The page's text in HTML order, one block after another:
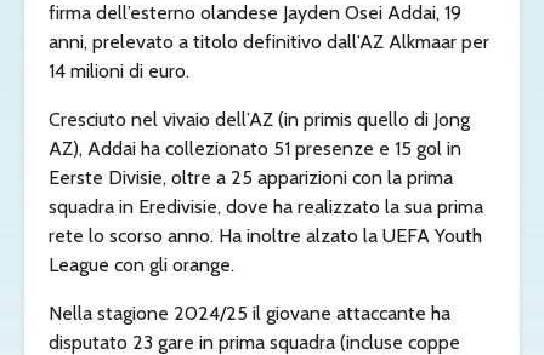
firma dell’esterno olandese Jayden Osei Addai, 19
anni, prelevato a titolo definitivo dall’AZ Alkmaar per
14 milioni di euro.
Cresciuto nel vivaio dell’AZ (in primis quello di Jong
AZ), Addai ha collezionato 51 presenze e 15 gol in
Eerste Divisie, oltre a 25 apparizioni con la prima
squadra in Eredivisie, dove ha realizzato la sua prima
rete lo scorso anno. Ha inoltre alzato la UEFA Youth
League con gli orange.
Nella stagione 2024/25 il giovane attaccante ha
disputato 23 gare in prima squadra (incluse coppe